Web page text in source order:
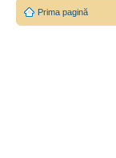
Prima pagină